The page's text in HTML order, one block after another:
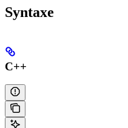
Syntaxe
C++